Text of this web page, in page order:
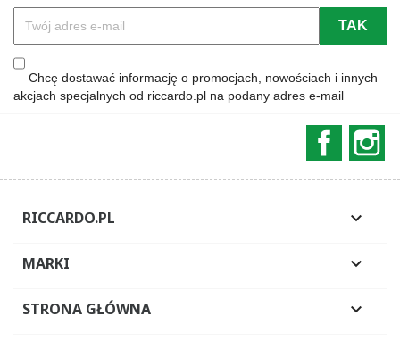
Chcę dostawać informację o promocjach, nowościach i innych
akcjach specjalnych od riccardo.pl na podany adres e-mail
RICCARDO.PL 
MARKI 
STRONA GŁÓWNA 